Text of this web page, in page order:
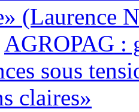
(Laurence
AGROPAG :
sous
claires»